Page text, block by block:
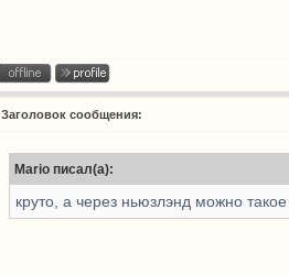
Заголовок сообщения:
Mario писал(а):
круто, а через ньюзлэнд можно